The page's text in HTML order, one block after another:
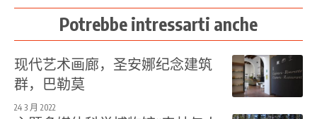
Potrebbe intressarti anche
现代艺术画廊，圣安娜纪念建筑
群，巴勒莫
24 3 月 2022